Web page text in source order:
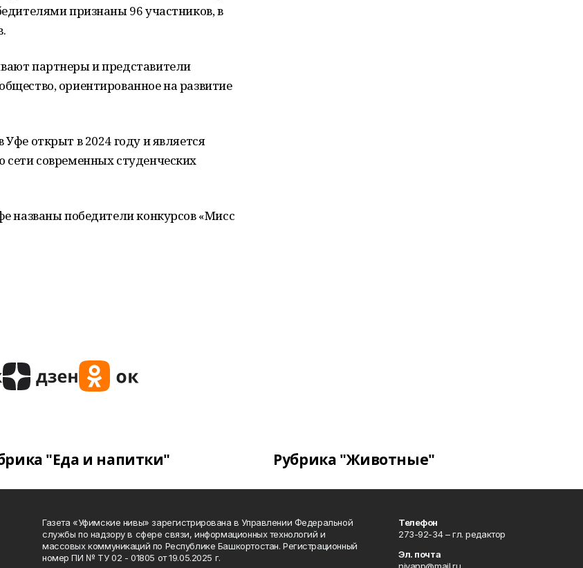
признаны 96 участников, в
партнеры и представители
ориентированное на развитие
открыт в 2024 году и является
современных студенческих
названы победители конкурсов «Мисс
"Еда и напитки" Рубрика "Животные"
Газета «Уфимские нивы» зарегистрирована в Управлении Федеральной
службы по надзору в сфере связи, информационных технологий и
массовых коммуникаций по Республике Башкортостан. Регистрационный
номер ПИ № ТУ 02 - 01805 от 19.05.2025 г.
Телефон
273-92-34 – гл. редактор
Эл. почта